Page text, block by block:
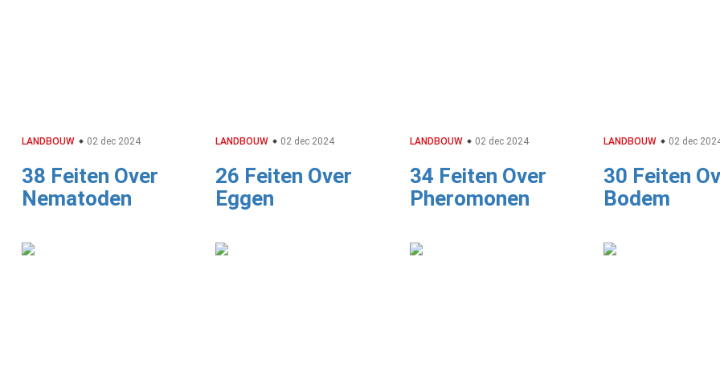
LANDBOUW 02 dec 2024
38 Feiten Over
Nematoden
LANDBOUW 02 dec 2024
26 Feiten Over
Eggen
LANDBOUW 02 dec 2024
34 Feiten Over
Pheromonen
LANDBOUW 02 dec
30 Feiten
Bodem